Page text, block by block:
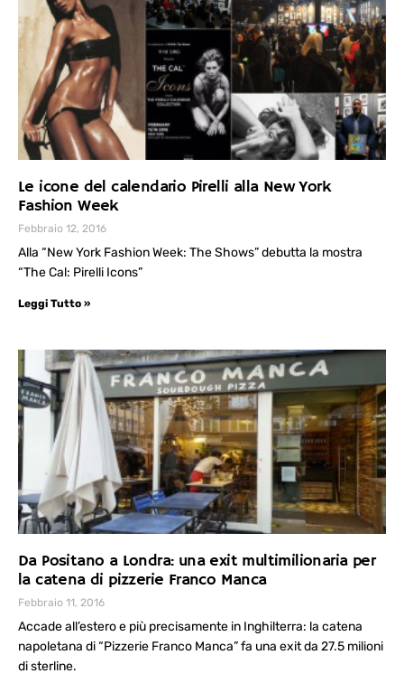
Le icone del calendario Pirelli alla New York
Fashion Week
Febbraio 12, 2016
Alla “New York Fashion Week: The Shows” debutta la mostra
“The Cal: Pirelli Icons”
Leggi Tutto »
Da Positano a Londra: una exit multimilionaria per
la catena di pizzerie Franco Manca
Febbraio 11, 2016
Accade all’estero e più precisamente in Inghilterra: la catena
napoletana di “Pizzerie Franco Manca” fa una exit da 27.5 milioni
di sterline.